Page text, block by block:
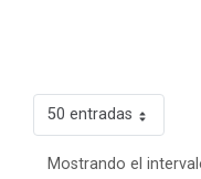
50 entradas
Mostrando el